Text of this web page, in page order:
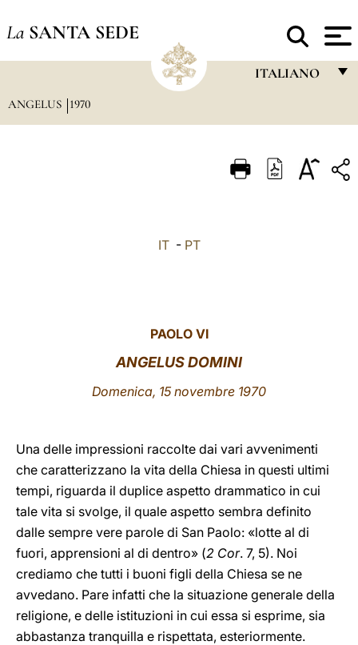
La SANTA SEDE
ITALIANO
ITALIANO
LATINE
ANGELUS 1970
IT- PT
PAOLO VI
ANGELUS DOMINI
Domenica, 15 novembre 1970
Una delle impressioni raccolte dai vari avvenimenti
che caratterizzano la vita della Chiesa in questi ultimi
tempi, riguarda il duplice aspetto drammatico in cui
tale vita si svolge, il quale aspetto sembra definito
dalle sempre vere parole di San Paolo: «lotte al di
fuori, apprensioni al di dentro» (2 Cor. 7, 5). Noi
crediamo che tutti i buoni figli della Chiesa se ne
avvedano. Pare infatti che la situazione generale della
religione, e delle istituzioni in cui essa si esprime, sia
abbastanza tranquilla e rispettata, esteriormente.